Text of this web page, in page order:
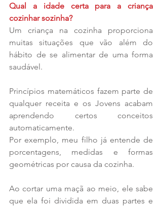
Qual a idade certa para a criança
cozinhar sozinha?
Um criança na cozinha proporciona
muitas situações que vão além do
hábito de se alimentar de uma forma
saudável.
Princípios matemáticos fazem parte de
qualquer receita e os Jovens acabam
aprendendo certos conceitos
automaticamente.
Por exemplo, meu filho já entende de
porcentagens, medidas e formas
geométricas por causa da cozinha.
Ao cortar uma maçã ao meio, ele sabe
que ela foi dividida em duas partes e